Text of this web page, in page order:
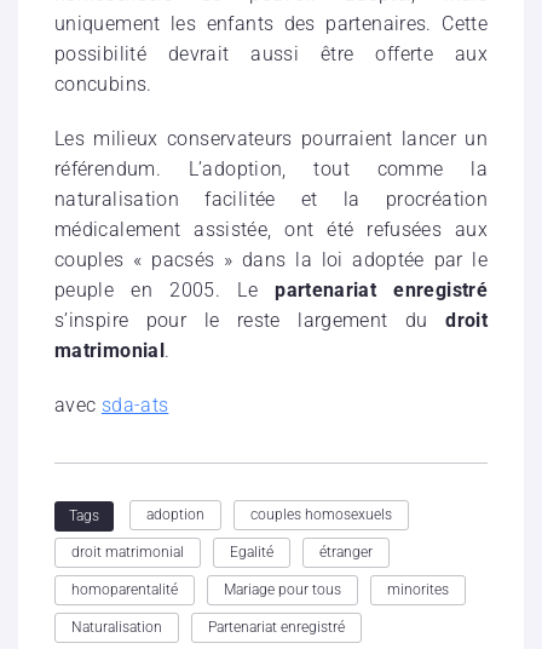
uniquement les enfants des partenaires. Cette
possibilité devrait aussi être offerte aux
concubins.
Les milieux conservateurs pourraient lancer un
référendum. L’adoption, tout comme la
naturalisation facilitée et la procréation
médicalement assistée, ont été refusées aux
couples « pacsés » dans la loi adoptée par le
peuple en 2005. Lepartenariat enregistré
s’inspire pour le reste largement dudroit
matrimonial .
avec sda-ats
Tags adoption couples homosexuels
droit matrimonial Egalité étranger
homoparentalité Mariage pour tous minorites
Naturalisation Partenariat enregistré